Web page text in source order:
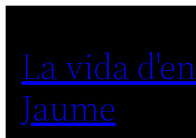
contingut
La vida d'en
Jaume